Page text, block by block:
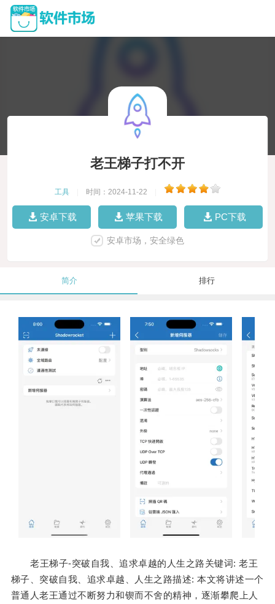
老王梯子打不开
工具 时间：2024-11-22
安卓下载 苹果下载 PC下载
安卓市场，安全绿色
简介 排行
老王梯子-突破自我、追求卓越的人生之路关键词: 老王
梯子、突破自我、追求卓越、人生之路描述: 本文将讲述一个
普通人老王通过不断努力和锲而不舍的精神，逐渐攀爬上人